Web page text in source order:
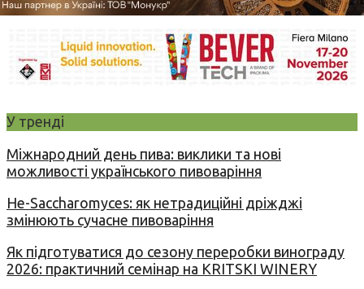
У тренді
Міжнародний день пива: виклики та нові
можливості українського пивоваріння
Не-Saccharomyces: як нетрадиційні дріжджі
змінюють сучасне пивоваріння
Як підготуватися до сезону переробки винограду
2026: практичний семінар на KRITSKI WINERY